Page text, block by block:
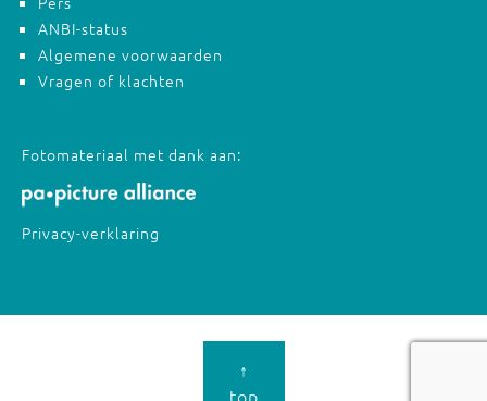
ANBI-status
Algemene voorwaarden
Vragen of klachten
Fotomateriaal met dank aan:
Privacy-verklaring
↑
top